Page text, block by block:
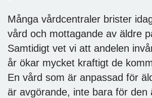
Många vårdcentraler brister
vård och mottagande av äldre
Samtidigt vet vi att andelen
år ökar mycket kraftigt de
En vård som är anpassad för
är avgörande, inte bara för den